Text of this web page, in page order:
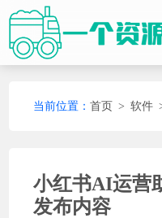
当前位置： 首页 > 软件
小红书AI运营
发布内容